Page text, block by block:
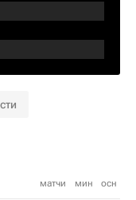
матчи мин осн